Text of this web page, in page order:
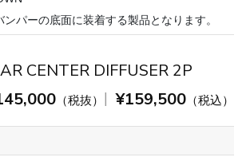
パーの底面に装着する製品となります。
CENTER DIFFUSER 2P
（税抜） ¥159,500 （税込）